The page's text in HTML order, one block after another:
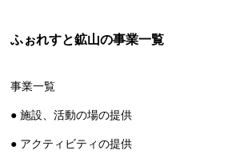
ふぉれすと鉱山の事業一覧
事業一覧
● 施設、活動の場の提供
● アクティビティの提供